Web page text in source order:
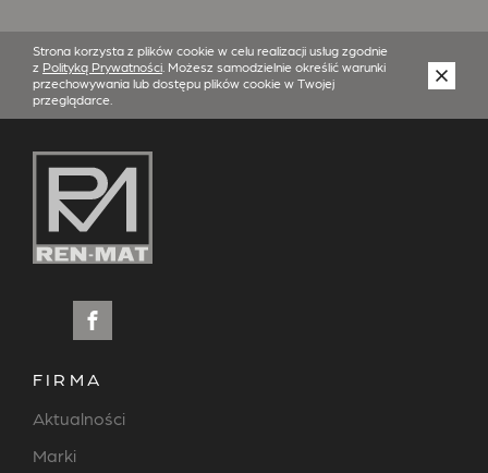
Strona korzysta z plików cookie w celu realizacji usług zgodnie
z Polityką Prywatności . Możesz samodzielnie określić warunki
przechowywania lub dostępu plików cookie w Twojej
przeglądarce.
FIRMA
Aktualności
Marki